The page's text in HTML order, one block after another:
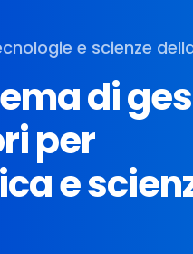
e scienze
di
per
e